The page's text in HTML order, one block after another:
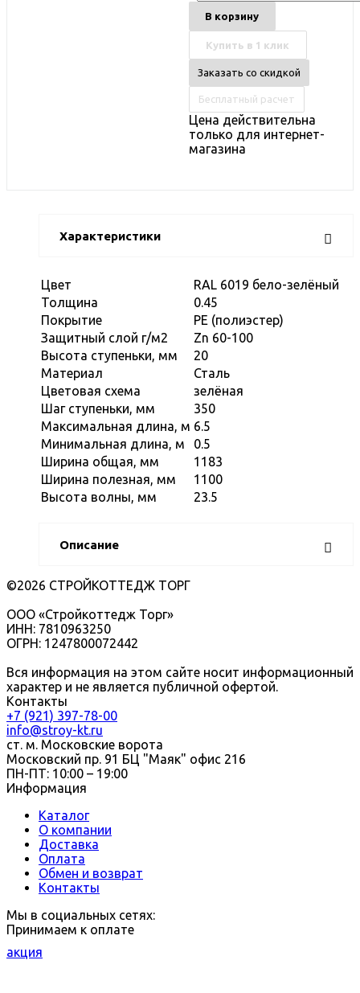
В корзину
Купить в 1 клик
Заказать со скидкой
Бесплатный расчет
Цена действительна
только для интернет-
магазина
Характеристики
Цвет
RAL 6019 бело-зелёный
Толщина
0.45
Покрытие
PE (полиэстер)
Защитный слой г/м2
Zn 60-100
Высота ступеньки, мм
20
Материал
Сталь
Цветовая схема
зелёная
Шаг ступеньки, мм
350
Максимальная длина, м 6.5
Минимальная длина, м
0.5
Ширина общая, мм
1183
Ширина полезная, мм
1100
Высота волны, мм
23.5
Описание
©2026 СТРОЙКОТТЕДЖ ТОРГ
ООО «Стройкоттедж Торг»
ИНН: 7810963250
ОГРН: 1247800072442
Вся информация на этом сайте носит информационный
характер и не является публичной офертой.
Контакты
+7 (921) 397-78-00
info@stroy-kt.ru
ст. м. Московские ворота
Московский пр. 91 БЦ "Маяк" офис 216
ПН-ПТ: 10:00 – 19:00
Информация
Каталог
О компании
Доставка
Оплата
Обмен и возврат
Контакты
Мы в социальных сетях:
Принимаем к оплате
акция